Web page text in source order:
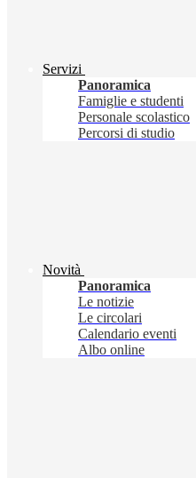
Servizi
Panoramica
Famiglie e studenti
Personale scolastico
Percorsi di studio
Novità
Panoramica
Le notizie
Le circolari
Calendario eventi
Albo online